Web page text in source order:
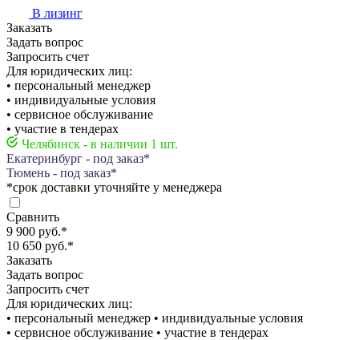
В лизинг
Заказать
Задать вопрос
Запросить счет
Для юридических лиц:
• персональный менеджер
• индивидуальные условия
• сервисное обслуживание
• участие в тендерах
Челябинск - в наличии 1 шт.
Екатеринбург - под заказ*
Тюмень - под заказ*
*срок доставки уточняйте у менеджера
Сравнить
9 900 руб.*
10 650 руб.*
Заказать
Задать вопрос
Запросить счет
Для юридических лиц:
• персональный менеджер • индивидуальные условия
• сервисное обслуживание • участие в тендерах